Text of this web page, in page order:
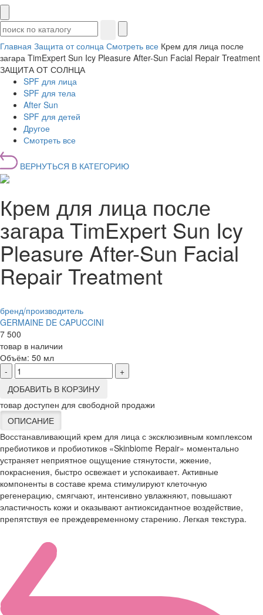
Главная Защита от солнца Смотреть все Крем для лица после
загара TimExpert Sun Icy Pleasure After-Sun Facial Repair Treatment
ЗАЩИТА ОТ СОЛНЦА
SPF для лица
SPF для тела
After Sun
SPF для детей
Другое
Смотреть все
ВЕРНУТЬСЯ В КАТЕГОРИЮ
Крем для лица после
загара TimExpert Sun Icy
Pleasure After-Sun Facial
Repair Treatment
бренд/производитель
GERMAINE DE CAPUCCINI
7 500
товар в наличии
Объём: 50 мл
-
+
ДОБАВИТЬ В КОРЗИНУ
товар доступен для свободной продажи
ОПИСАНИЕ
Восстанавливающий крем для лица с эксклюзивным комплексом
пребиотиков и пробиотиков «Skinbiome Repair» моментально
устраняет неприятное ощущение стянутости, жжение,
покраснения, быстро освежает и успокаивает. Активные
компоненты в составе крема стимулируют клеточную
регенерацию, смягчают, интенсивно увлажняют, повышают
эластичность кожи и оказывают антиоксидантное воздействие,
препятствуя ее преждевременному старению. Легкая текстура.